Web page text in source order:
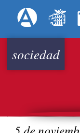
Menú
sociedad